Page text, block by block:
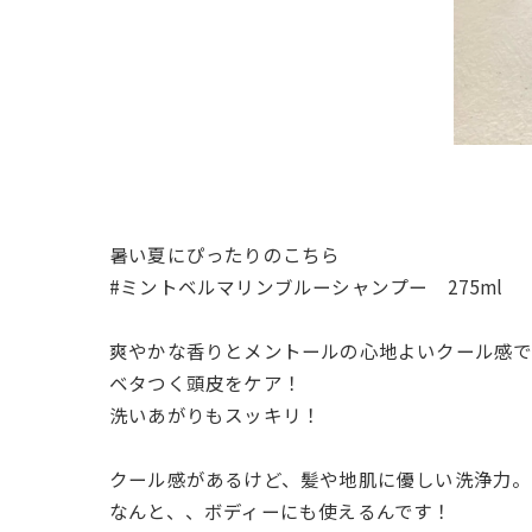
暑い夏にぴったりのこちら
#ミントベルマリンブルーシャンプー 275ml
爽やかな香りとメントールの心地よいクール感で
ベタつく頭皮をケア！
洗いあがりもスッキリ！
クール感があるけど、髪や地肌に優しい洗浄力。
なんと、、ボディーにも使えるんです！